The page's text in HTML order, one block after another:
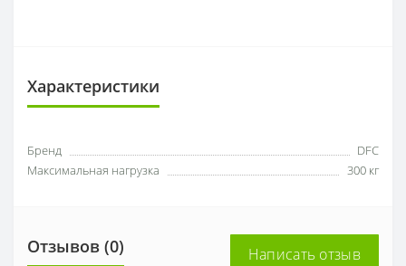
Характеристики
Бренд
DFC
Максимальная нагрузка
300 кг
Отзывов (0) Написать отзыв